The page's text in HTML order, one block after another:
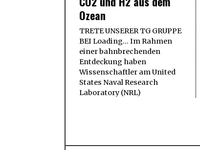
Ozean
TRETE UNSERER TG GRUPPE
BEI Loading... Im Rahmen
einer bahnbrechenden
Entdeckung haben
Wissenschaftler am United
States Naval Research
Laboratory (NRL)